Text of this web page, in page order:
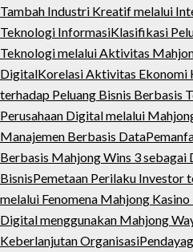
Tambah Industri Kreatif melalui
Teknologi InformasiKlasifikasi
Teknologi melalui Aktivitas
DigitalKorelasi Aktivitas Ekonomi
terhadap Peluang Bisnis Berbasis
Perusahaan Digital melalui
Manajemen Berbasis Data
Berbasis Mahjong Wins 3 sebagai
BisnisPemetaan Perilaku Investor
melalui Fenomena Mahjong
Digital menggunakan Mahjong
Keberlanjutan Organisasi